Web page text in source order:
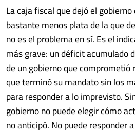
La caja fiscal que dejó el
bastante menos plata de la que
no es el problema en sí. Es el
más grave: un déficit acumulado
de un gobierno que comprometió
que terminó su mandato sin los
para responder a lo imprevisto.
gobierno no puede elegir cómo
no anticipó. No puede responder